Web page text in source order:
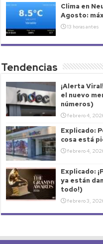
Clima en
Agosto:
13 horas antes
Tendencias
¡Alerta
el nuevo
números)
febrero 4,
Explicado:
cosa está
febrero 4,
Explicado:
ya están
todo!)
febrero 3,